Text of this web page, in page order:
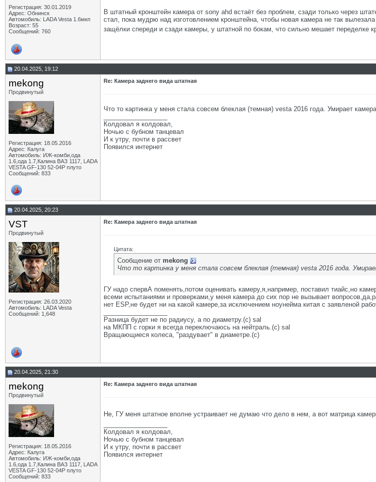
Регистрация: 30.01.2019
Адрес: Обнинск
Автомобиль: LADA Vesta 1.6мкп
Возраст: 55
Сообщений: 760
В штатный кронштейн камера от sony ahd встаёт без проблем, сзади только через
стал, пока мудрю над изготовлением кронштейна, чтобы новая камера не так
защёлки спереди и сзади камеры, у штатной по бокам, что сильно мешает переделке
20.04.2025, 19:12
mekong
Продвинутый
Регистрация: 18.05.2016
Адрес: Калуга
Автомобиль: ИЖ-комби,ода
1.6,ода 1.7,Калина ВАЗ 1117, LADA
VESTA GF-130 52-04Р плуто
Сообщений: 833
Re: Камера заднего вида штатная
Что то картинка у меня стала совсем блеклая (темная) vesta 2016 года. Умирает
Колдовал я колдовал,
Ночью с бубном танцевал
И к утру, почти в рассвет
Появился интернет
20.04.2025, 20:23
VST
Продвинутый
Регистрация: 26.03.2020
Автомобиль: LADA Vesta
Сообщений: 1,648
Re: Камера заднего вида штатная
Цитата:
Сообщение от mekong
Что то картинка у меня стала совсем блеклая (темная) vesta 2016 года.
ГУ надо спервА поменять,потом оценивать камеру,я,например, поставил тиайс,но
всеми испытаниями и проверками,у меня камера до сих пор не вызывает
нет ESP,не будет ни на какой камере,за исключением ноунейма китая с заявленой
Разница будет не по радиусу, а по диаметру.(с) sal
на МКПП с горки я всегда переключаюсь на нейтраль.(с) sal
Вращающиеся колеса, "раздувает" в диаметре.(с)
20.04.2025, 21:30
mekong
Продвинутый
Регистрация: 18.05.2016
Адрес: Калуга
Автомобиль: ИЖ-комби,ода
1.6,ода 1.7,Калина ВАЗ 1117, LADA
VESTA GF-130 52-04Р плуто
Сообщений: 833
Re: Камера заднего вида штатная
Не, ГУ меня штатное вполне устраивает не думаю что дело в нем, а вот матрица
Колдовал я колдовал,
Ночью с бубном танцевал
И к утру, почти в рассвет
Появился интернет